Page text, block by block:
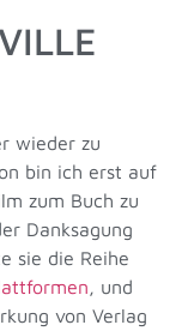
wieder zu
bin ich erst auf
zum Buch zu
Danksagung
sie die Reihe
‚ und
von Verlag